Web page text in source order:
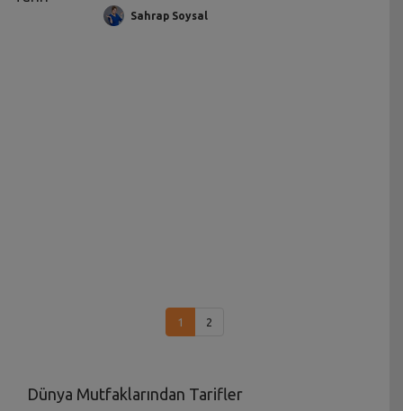
Sahrap Soysal
1 2
Dünya Mutfaklarından Tarifler